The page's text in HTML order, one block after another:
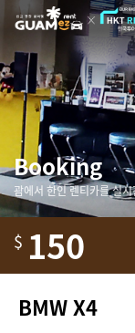
Booking
괌에서 한인 렌티카를 실
$ 150
BMW X4